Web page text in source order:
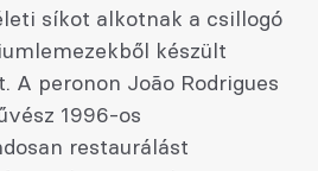
síkot alkotnak a csillogó
készült
A peronon João Rodrigues
1996-os
restaurálást